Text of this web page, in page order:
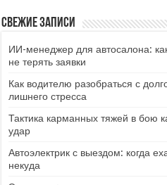
Свежие записи
ИИ-менеджер для автосалона:
не терять заявки
Как водителю разобраться с
лишнего стресса
Тактика карманных тяжей в бою
удар
Автоэлектрик с выездом: когда
некуда